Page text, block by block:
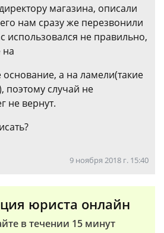
магазина, описали
нам сразу же перезвонили
использовался не правильно,
на
а на ламели(такие
поэтому случай не
не вернут.
9 ноября 2018 г. 15:40
юриста онлайн
в течении 15 минут